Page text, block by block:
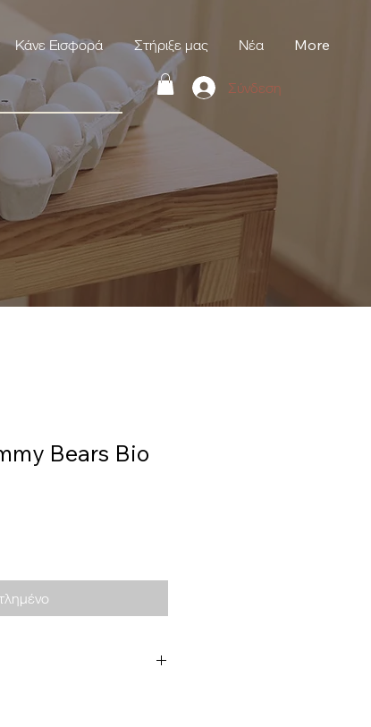
Κάνε Εισφορά Στήριξε μας Νέα More
Σύνδεση
Bears Bio